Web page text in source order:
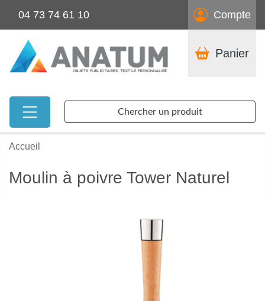
04 73 74 61 10 Compte
Panier
Chercher un produit
Accueil
Moulin à poivre Tower Naturel